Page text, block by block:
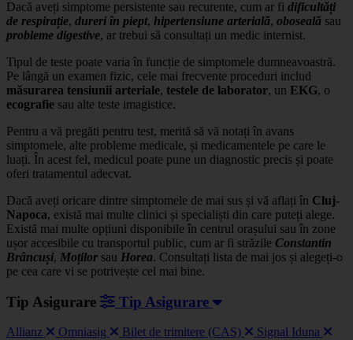
Dacă aveți simptome persistente sau recurente, cum ar fi dificultăți
de respirație, dureri în piept, hipertensiune arterială, oboseală sau
probleme digestive, ar trebui să consultați un medic internist.
Tipul de teste poate varia în funcție de simptomele dumneavoastră.
Pe lângă un examen fizic, cele mai frecvente proceduri includ
măsurarea tensiunii arteriale, testele de laborator, un EKG, o
ecografie sau alte teste imagistice.
Pentru a vă pregăti pentru test, merită să vă notați în avans
simptomele, alte probleme medicale, și medicamentele pe care le
luați. În acest fel, medicul poate pune un diagnostic precis și poate
oferi tratamentul adecvat.
Dacă aveți oricare dintre simptomele de mai sus și vă aflați în Cluj-
Napoca, există mai multe clinici și specialiști din care puteți alege.
Există mai multe opțiuni disponibile în centrul orașului sau în zone
ușor accesibile cu transportul public, cum ar fi străzile Constantin
Brâncuși, Moților sau Horea. Consultați lista de mai jos și alegeți-o
pe cea care vi se potrivește cel mai bine.
Tip Asigurare Tip Asigurare
Allianz Omniasig Bilet de trimitere (CAS) Signal Iduna